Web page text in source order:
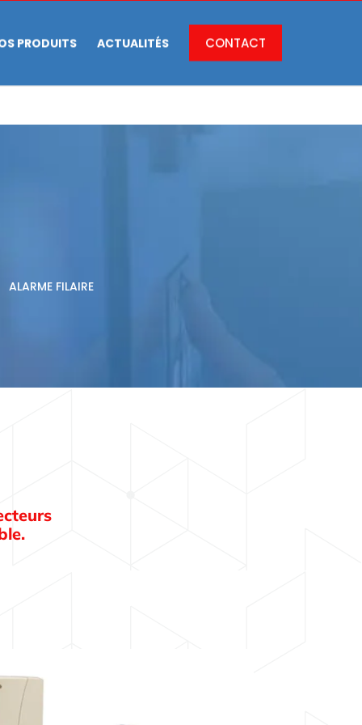
PRODUITS ACTUALITÉS CONTACT
ALARME FILAIRE